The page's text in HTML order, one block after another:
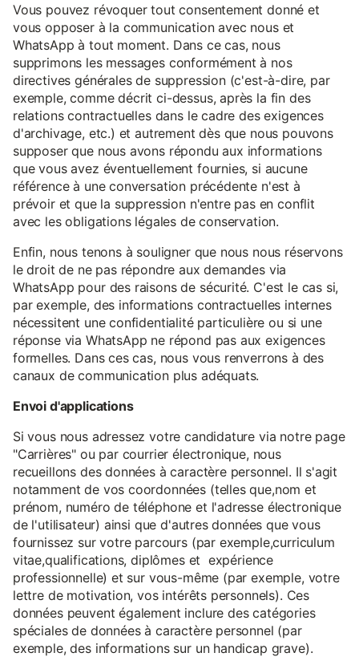
Vous pouvez révoquer tout consentement donné et
vous opposer à la communication avec nous et
WhatsApp à tout moment. Dans ce cas, nous
supprimons les messages conformément à nos
directives générales de suppression (c'est-à-dire, par
exemple, comme décrit ci-dessus, après la fin des
relations contractuelles dans le cadre des exigences
d'archivage, etc.) et autrement dès que nous pouvons
supposer que nous avons répondu aux informations
que vous avez éventuellement fournies, si aucune
référence à une conversation précédente n'est à
prévoir et que la suppression n'entre pas en conflit
avec les obligations légales de conservation.
Enfin, nous tenons à souligner que nous nous réservons
le droit de ne pas répondre aux demandes via
WhatsApp pour des raisons de sécurité. C'est le cas si,
par exemple, des informations contractuelles internes
nécessitent une confidentialité particulière ou si une
réponse via WhatsApp ne répond pas aux exigences
formelles. Dans ces cas, nous vous renverrons à des
canaux de communication plus adéquats.
Envoi d'applications
Si vous nous adressez votre candidature via notre page
"Carrières" ou par courrier électronique, nous
recueillons des données à caractère personnel. Il s'agit
notamment de vos coordonnées (telles que,nom et
prénom, numéro de téléphone et l'adresse électronique
de l'utilisateur) ainsi que d'autres données que vous
fournissez sur votre parcours (par exemple,curriculum
vitae,qualifications, diplômes et expérience
professionnelle) et sur vous-même (par exemple, votre
lettre de motivation, vos intérêts personnels). Ces
données peuvent également inclure des catégories
spéciales de données à caractère personnel (par
exemple, des informations sur un handicap grave).